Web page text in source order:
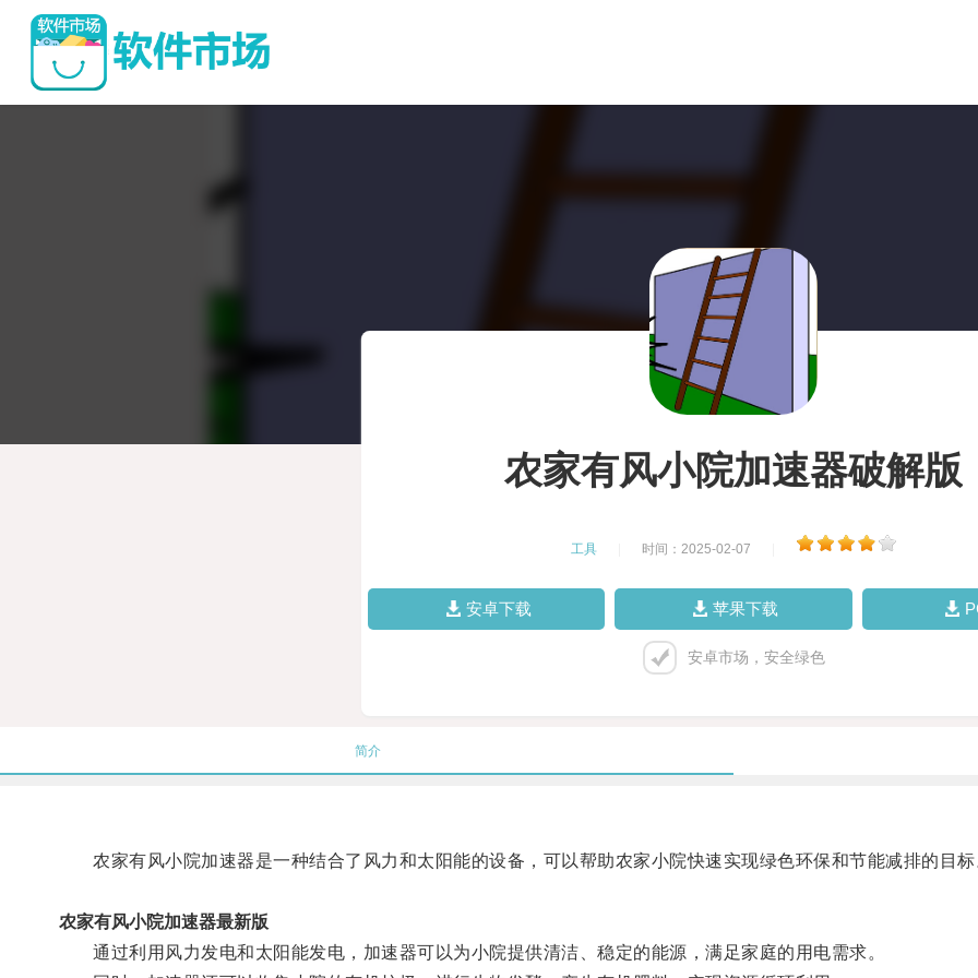
农家有风小院加速器破解版
工具 时间：2025-02-07
安卓下载 苹果下载
安卓市场，安全绿色
简介
农家有风小院加速器是一种结合了风力和太阳能的设备，可以帮助农家小院快速实现绿色环保和节能减排的目标
农家有风小院加速器最新版
通过利用风力发电和太阳能发电，加速器可以为小院提供清洁、稳定的能源，满足家庭的用电需求。